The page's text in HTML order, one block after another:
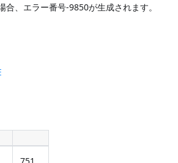
合、エラー番号-9850が生成されます。